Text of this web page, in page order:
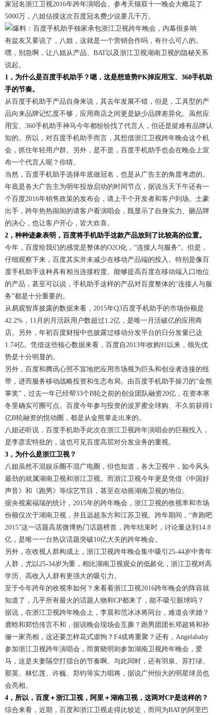
家冠名浙江卫视2016年跨年演唱会。参考天猫双十一晚会大概花了
5000万，八姐估摸这次百度冠名费少说要几千万。
有盆友又要说了，八姐，这就是一个营销合作吗，有什么可八的。
嘿，别急啊，让八姐从产品、BAT以及浙江卫视湖南卫视的隐秘关系
说起。
1，为什么是百度手机助手？嗯，这是想造势PK掉应用宝、360手机助
手的节奏。
从百度手机助手产品自身来说，其去年发展不错，但是，工具型的产
品向来品牌记忆度不够，应用商店之间更是缺少品牌差异化。虽然应
用宝、360手机助手神马今年都纷纷找了代言人，但还是挺难有品牌认
知的。所以，对百度手机助手而言，其想借浙江卫视跨年晚会这个机
会，抓住年轻用户群。另外，是不是，百度手机助手也会在晚会上宣
布一个代言人呢？你猜。
当然，百度手机助手选择年底做冠名，也是从广告主的角度考虑的。
年底是各大广告主为明年投放启动的时间节点，据说当天下午还有一
个百度2016年销售政策的发布会，请上千个开发者和客户到场。土豪
出手，跨年热热闹闹的请客户看演唱会，既显示了自身实力、砸品牌
的决心，也让客户开心，皆大欢喜。
2，种种迹象表明，百度将手机助手这款产品放到了比较高的位置。
今年，百度给我们的感觉是整体的O2O化，“连接人与服务”。但是，
仔细观察下来，百度其实并未减少在移动产品端的投入。特别是像百
度手机助手这种具有相当连接程度、能够提高百度在移动端入口地位
的产品，甚至可以说，手机助手这样的产品对百度整体的“连接人与服
务”都是十分重要的。
从易观智库披露的数据来看，2015年Q3百度手机助手的市场份额是
42.2%，11月的月活跃用户数超过1.2亿，是唯一月活破亿的应用商
店。另外，年初百度财报中也披露过移动分发平台的日分发量已达
1.74亿。凭借这些核心数据来看，百度自2013年收购91以来，领先优
势是十分明显的。
另外，百度和腾讯心照不宣地把应用市场视为巨头和创业者连接的纽
带，进而服务移动战略投资和生态布局。由百度手机助手操刀的“金熊
掌奖”，过去一年已经帮33个B轮之前的创业团队融资20亿，在资本寒
冬里确实可圈可点。百度今年参与投资的波罗蜜全球购、不久前获得1
亿B轮融资的悦动圈，都是从金熊掌走出来的。
八姐还听说，百度手机助手此次在浙江卫视跨年演唱会的巨额投入，
是李彦宏特批的，这也可见百度高层对分发业务的重视。
3，为什么是浙江卫视？
八姐虽然不混娱乐圈不混广电圈，但也知道，各大卫视中，如今风头
最劲的就属湖南卫视和浙江卫视。而浙江卫视今年更是凭借《中国好
声音》和《跑男》等综艺节目，甚至在动摇湖南卫视的地位。
据央视索福瑞的统计，2015年的跨年晚会，浙江卫视的收视率和市场
份额仅次于湖南卫视，并且远超东方和江苏卫视。跨年期间，“奔跑吧
2015”这一话题高居微博热门话题榜首，跨年结束时，讨论量达到14.8
亿，是唯一一台热议话题突破10亿大关的跨年晚会。
另外，在收视人群构成上，浙江卫视跨年晚会集中吸引25-44岁中青年
人群，尤以25-34岁为重，相比湖南卫视观众的低龄化，浙江卫视对高
学历、高收入人群有更强大的吸引力。
至于今年跨年的收视率如何？来看看浙江卫视2016跨年晚会的阵容就
知道了，几乎所有最火的话题人物和CP都来了，能不吸引眼球吗？
据说，在浙江卫视跨年晚会上，李晨和范冰冰将同台，难道会求婚？
鹿晗和郑恺传言不和，据说晚会现场会互撕？跑男团团长邓超将和孙
俪一家亮相，这还要怎样花式虐狗？F4或将重聚？还有，Angelababy
参加浙江卫视跨年演唱会，而黄晓明则参加湖南卫视跨年晚会，爱
马，这是夫妻隔空打擂台的节奏啊。与此同时，还有羽泉、苏打绿、
那英、林忆莲、许巍、郑钧等实力唱将，据说广州恒大的明星球员也
会亮相。
4，所以，百度＋浙江卫视，阿里＋湖南卫视，这两对CP是这样的？
综合来看，近期，百度和浙江卫视走得比较近，而同为BAT的阿里巴